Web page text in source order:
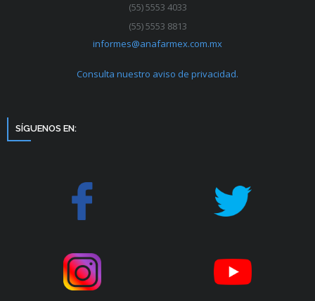
(55) 5553 4033
(55) 5553 8813
informes@anafarmex.com.mx
Consulta nuestro aviso de privacidad.
SÍGUENOS EN: